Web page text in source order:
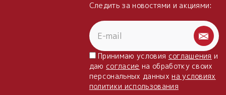
Следить за новостями и акциями:
Принимаю условия соглашения и
даю согласие на обработку своих
персональных данныхна условиях
политики использования